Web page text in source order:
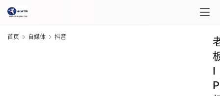
首页 自媒体 抖音
I
P